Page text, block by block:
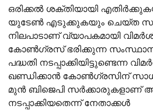
ഒരിക്കല്‍ ശക്തിയായി
യുടേണ്‍ എടുക്കുകയും ചെയ്ത
നിലപാടാണ് വ്യാപകമായി
കോണ്‍ഗ്രസ് ഭരിക്കുന്ന
പദ്ധതി നടപ്പാക്കിയിട്ടുണ്ടെന്ന
ഖണ്ഡിക്കാന്‍ കോണ്‍ഗ്രസിന്
മുന്‍ ബിജെപി സര്‍ക്കാരുകളാണ്
നടപ്പാക്കിയതെന്ന് നേതാക്കള്‍